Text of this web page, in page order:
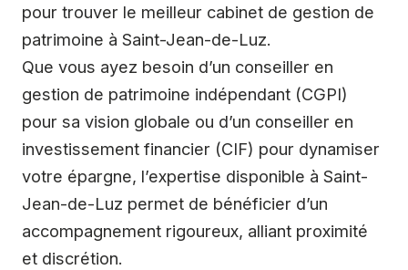
pour trouver le meilleur cabinet de gestion de
patrimoine à Saint-Jean-de-Luz.
Que vous ayez besoin d’un conseiller en
gestion de patrimoine indépendant (CGPI)
pour sa vision globale ou d’un conseiller en
investissement financier (CIF) pour dynamiser
votre épargne, l’expertise disponible à Saint-
Jean-de-Luz permet de bénéficier d’un
accompagnement rigoureux, alliant proximité
et discrétion.